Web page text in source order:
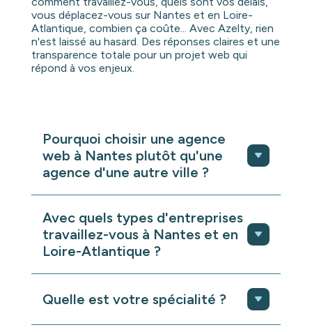
vous déplacez-vous sur Nantes et en Loire-
Atlantique, combien ça coûte... Avec Azelty, rien
n'est laissé au hasard. Des réponses claires et une
transparence totale pour un projet web qui
répond à vos enjeux.
Pourquoi choisir une agence
web à Nantes plutôt qu'une
agence d'une autre ville ?
vous êtes à Nantes ou en Loire-
Atlantique. Et ça, ce n’est pas anodin.
On attache énormément d’importance au
fait dese rencontrer, de se déplacer
chez vous, de comprendre comment vous
fonctionnez, vos valeurs, vos méthodes,
votre quotidien. Pour nous,s’imprégner
de qui vous êtes vraiment est une étape
indispensable à la réussite d’un projet.Il
Avec quels types d'entreprises
travaillez-vous à Nantes et en
Loire-Atlantique ?
tous secteurs : industrie, numérique,
santé, agroalimentaire, énergie, services,
éducation…Notre conviction, c’est que
Quelle est votre spécialité ?